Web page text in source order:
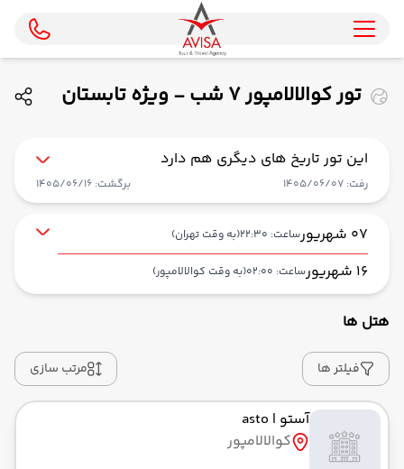
تور کوالالامپور 7 شب - ویژه تابستان
این تور تاریخ های دیگری هم دارد
رفت: 1405/06/07 برگشت: 1405/06/16
07 شهریور ساعت: 22:30 (به وقت تهران)
16 شهریور ساعت: 02:00 (به وقت کوالالامپور)
حرکت از مبدا: 22:30
به فرودگاه بین‌المللی کوالالامپور KUL
رسیدن به مقصد : 11:00
هتل ها
فیلتر ها مرتب سازی
آستو | asto
کوالالامپور